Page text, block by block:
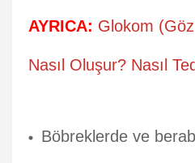
AYRICA: Glokom
Nasıl Oluşur? Nasıl
Böbreklerde ve